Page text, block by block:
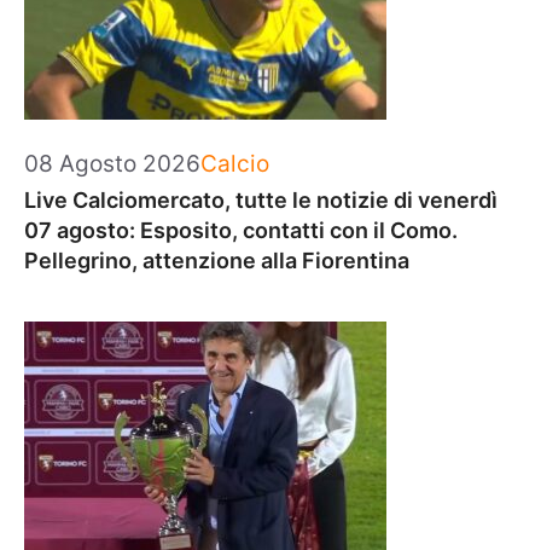
08 Agosto 2026Categorie
Calcio
Live Calciomercato, tutte le notizie di venerdì
07 agosto: Esposito, contatti con il Como.
Pellegrino, attenzione alla Fiorentina